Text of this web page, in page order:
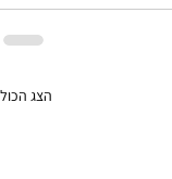
הצג הכול